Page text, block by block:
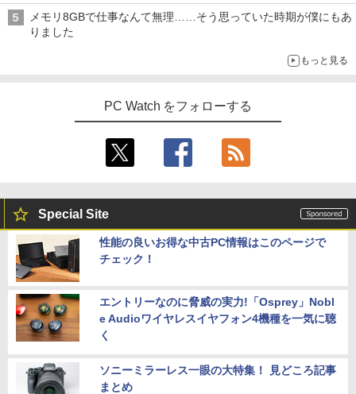
メモリ8GBで仕事なんて無理……そう思っていた時期が僕にもあ
りました
もっと見る
PC Watch をフォローする
Special Site
性能の良いお得な中古PC情報はこのページで
チェック！
エントリーなのに脅威の実力!「Osprey」Nobl
e Audioワイヤレスイヤフォン4機種を一気に聴
く
ソニーミラーレス一眼の大特集！ 見どころ記事
まとめ